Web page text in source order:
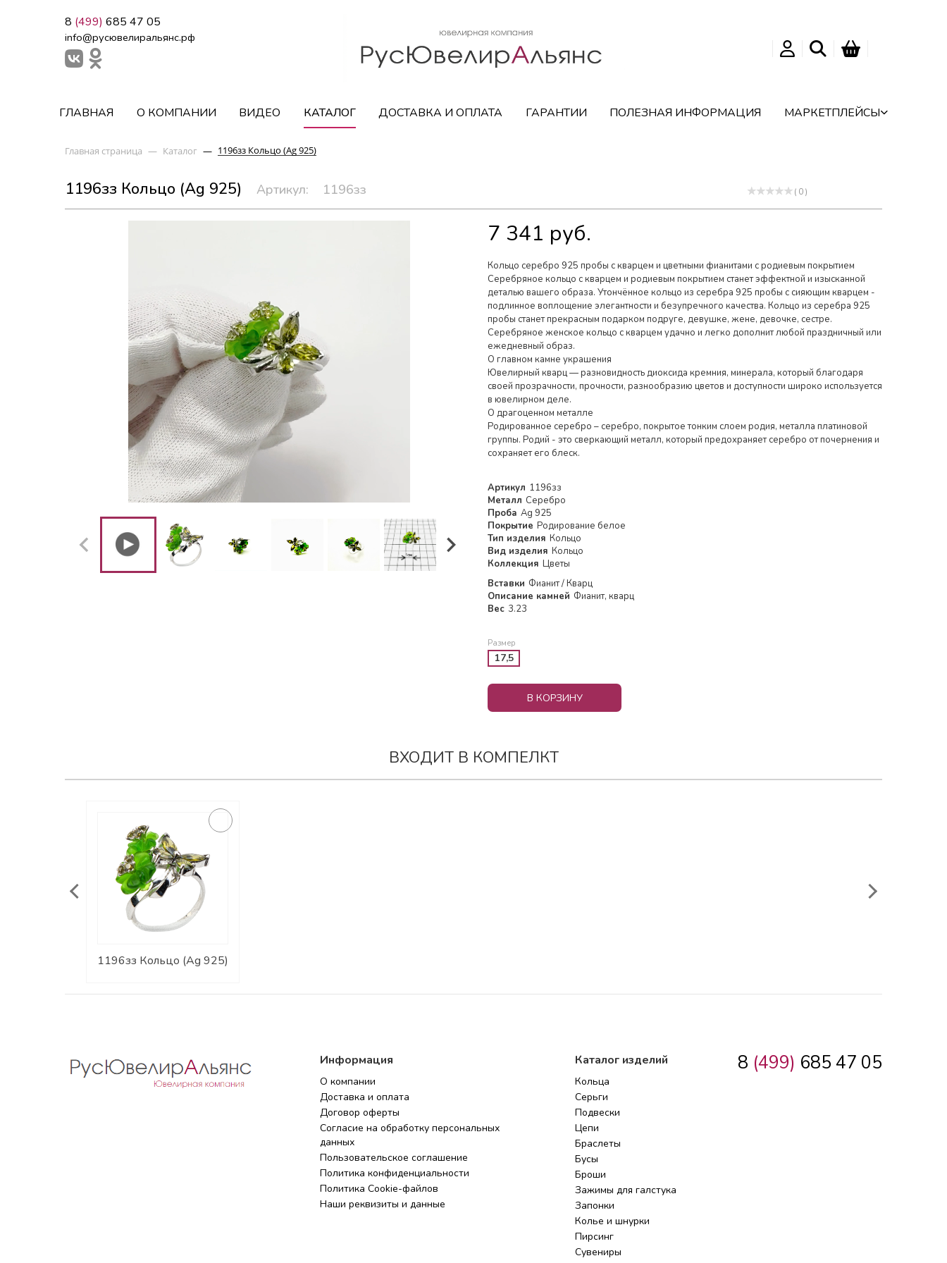
8 (499) 685 47 05
info@русювелиральянс.рф
ГЛАВНАЯ О КОМПАНИИ ВИДЕО КАТАЛОГ ДОСТАВКА И ОПЛАТА ГАРАНТИИ ПОЛЕЗНАЯ ИНФОРМАЦИЯ МАРКЕТПЛЕЙСЫ
Главная страница — Каталог — 1196зз Кольцо (Ag 925)
1196зз Кольцо (Ag 925) Артикул: 1196зз ( 0 )
7 341 руб.
Кольцо серебро 925 пробы с кварцем и цветными фианитами с родиевым покрытием
Серебряное кольцо с кварцем и родиевым покрытием станет эффектной и изысканной
деталью вашего образа. Утончённое кольцо из серебра 925 пробы с сияющим кварцем -
подлинное воплощение элегантности и безупречного качества. Кольцо из серебра 925
пробы станет прекрасным подарком подруге, девушке, жене, девочке, сестре.
Серебряное женское кольцо с кварцем удачно и легко дополнит любой праздничный или
ежедневный образ.
О главном камне украшения
Ювелирный кварц — разновидность диоксида кремния, минерала, который благодаря
своей прозрачности, прочности, разнообразию цветов и доступности широко используется
в ювелирном деле.
О драгоценном металле
Родированное серебро – серебро, покрытое тонким слоем родия, металла платиновой
группы. Родий - это сверкающий металл, который предохраняет серебро от почернения и
сохраняет его блеск.
Артикул 1196зз
Металл Серебро
Проба Ag 925
Покрытие Родирование белое
Тип изделия Кольцо
Вид изделия Кольцо
Коллекция Цветы
Вставки Фианит / Кварц
Описание камней Фианит, кварц
Вес 3.23
Размер
17,5
В КОРЗИНУ
ВХОДИТ В КОМПЕЛКТ
1196зз Кольцо (Ag 925)
Информация
О компании
Доставка и оплата
Договор оферты
Согласие на обработку персональных
данных
Пользовательское соглашение
Политика конфиденциальности
Политика Cookie-файлов
Наши реквизиты и данные
Каталог изделий
Кольца
Серьги
Подвески
Цепи
Браслеты
Бусы
Броши
Зажимы для галстука
Запонки
Колье и шнурки
Пирсинг
Сувениры
8 (499) 685 47 05